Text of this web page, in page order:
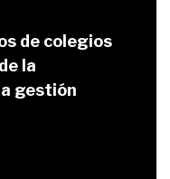
de colegios
la
gestión